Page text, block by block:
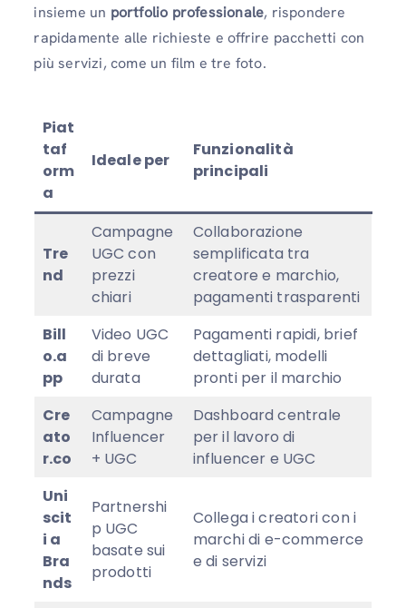
insieme un portfolio professionale, rispondere
rapidamente alle richieste e offrire pacchetti con
più servizi, come un film e tre foto.
Piat
taf
orm
a
Ideale per
Funzionalità
principali
Tre
nd
Campagne
UGC con
prezzi
chiari
Collaborazione
semplificata tra
creatore e marchio,
pagamenti trasparenti
Bill
o.a
pp
Video UGC
di breve
durata
Pagamenti rapidi, brief
dettagliati, modelli
pronti per il marchio
Cre
ato
r.co
Campagne
Influencer
+ UGC
Dashboard centrale
per il lavoro di
influencer e UGC
Uni
scit
i a
Bra
nds
Partnershi
p UGC
basate sui
prodotti
Collega i creatori con i
marchi di e-commerce
e di servizi